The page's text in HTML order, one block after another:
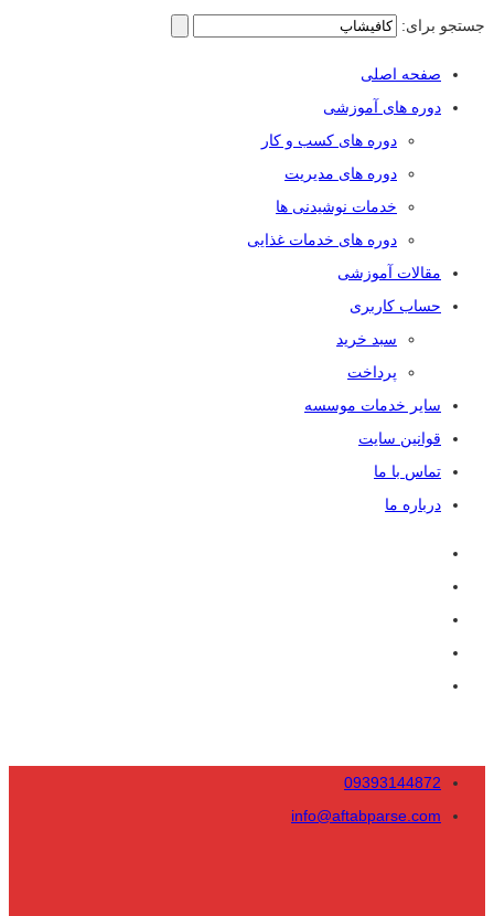
جستجو برای:
صفحه اصلی
دوره های آموزشی
دوره های کسب و کار
دوره های مدیریت
خدمات نوشیدنی ها
دوره های خدمات غذایی
مقالات آموزشی
حساب کاربری
سبد خرید
پرداخت
سایر خدمات موسسه
قوانین سایت
تماس با ما
درباره ما
09393144872
info@aftabparse.com